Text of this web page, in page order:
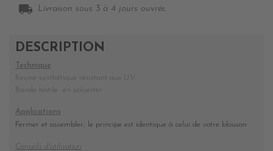
local_shipping Livraison sous 3 à 4 jours ouvrés.
DESCRIPTION
Technique
Resine synthétique résistant aux U.V.
Bande textile en polyester
Applications
Fermer et assembler, le principe est identique à celui de votre blouson
Conseils d'utilisation